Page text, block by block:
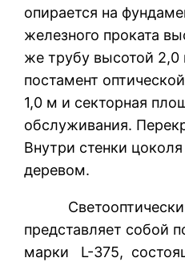
опирается на
железного проката
же трубу высотой 2,0
постамент
1,0 м и секторная
обслуживания.
Внутри стенки
деревом.
Светооптический
представляет собой
марки L-375,